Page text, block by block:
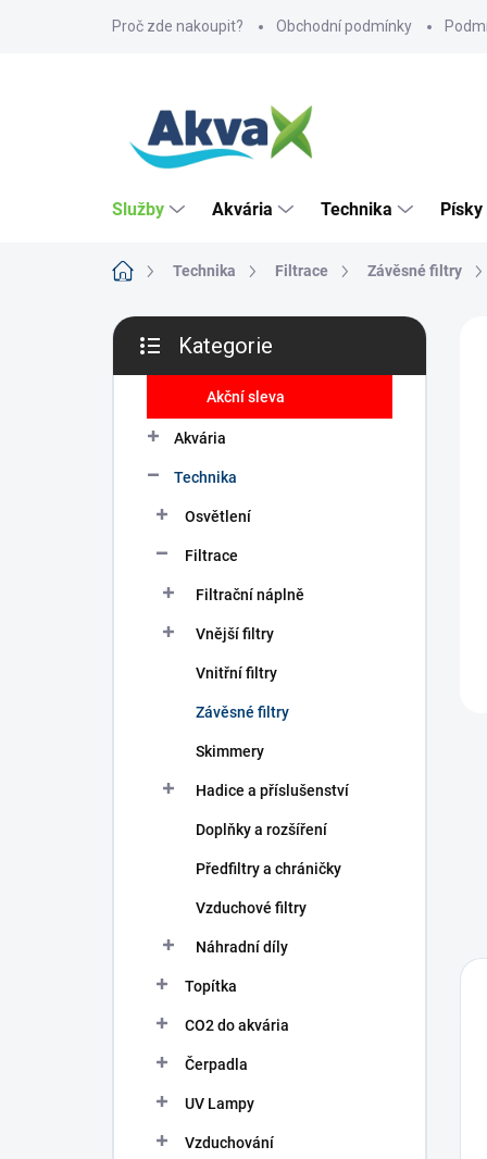
Proč zde nakoupit? Obchodní podmínky
Služby Akvária Technika
Domů Technika Filtrace Závěsné filtry
P
s
kategorie
Kategorie
Akční sleva
Akvária
Technika
Osvětlení
Filtrace
Filtrační náplně
Vnější filtry
Vnitřní filtry
Závěsné filtry
Skimmery
Hadice a příslušenství
Doplňky a rozšíření
Předfiltry a chráničky
Vzduchové filtry
Náhradní díly
Topítka
CO2 do akvária
Čerpadla
UV Lampy
Vzduchování